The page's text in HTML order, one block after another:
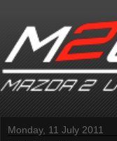
Monday, 11 July 2011